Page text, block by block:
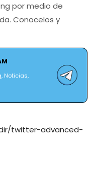
por medio de
Conocelos y
Noticias,
twitter-advanced-